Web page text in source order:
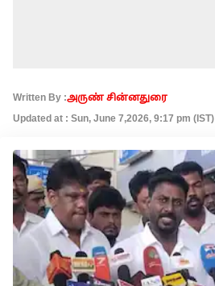
Written By :அருண் சின்னதுரை
Updated at : Sun, June 7,2026, 9:17 pm (IST)